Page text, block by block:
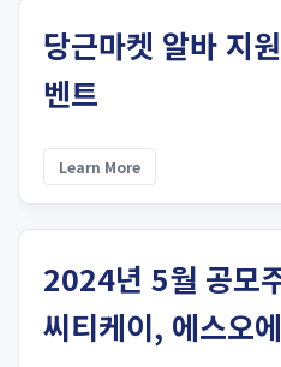
당근마켓 알바 지
벤트
Learn More
2024년 5월 공모
씨티케이, 에스오